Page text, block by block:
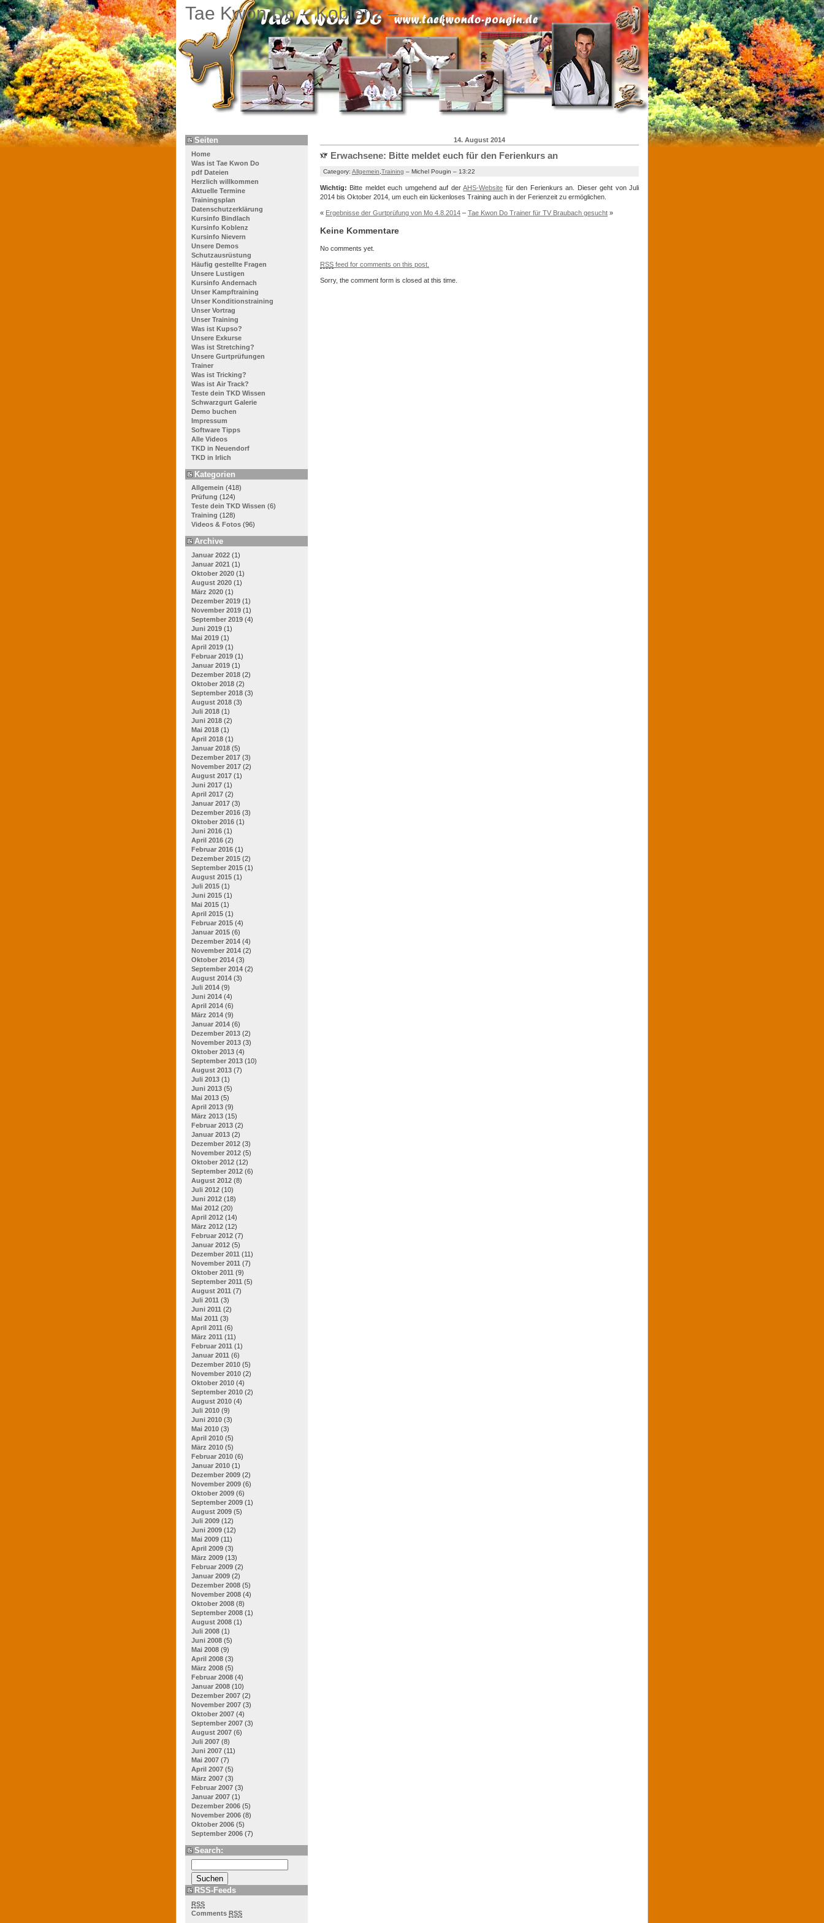
Tae Kwon Do – Koblenz –
Seiten
Home
Was ist Tae Kwon Do
pdf Dateien
Herzlich willkommen
Aktuelle Termine
Trainingsplan
Datenschutzerklärung
Kursinfo Bindlach
Kursinfo Koblenz
Kursinfo Nievern
Unsere Demos
Schutzausrüstung
Häufig gestellte Fragen
Unsere Lustigen
Kursinfo Andernach
Unser Kampftraining
Unser Konditionstraining
Unser Vortrag
Unser Training
Was ist Kupso?
Unsere Exkurse
Was ist Stretching?
Unsere Gurtprüfungen
Trainer
Was ist Tricking?
Was ist Air Track?
Teste dein TKD Wissen
Schwarzgurt Galerie
Demo buchen
Impressum
Software Tipps
Alle Videos
TKD in Neuendorf
TKD in Irlich
Kategorien
Allgemein (418)
Prüfung (124)
Teste dein TKD Wissen (6)
Training (128)
Videos & Fotos (96)
Archive
Januar 2022 (1)
Januar 2021 (1)
Oktober 2020 (1)
August 2020 (1)
März 2020 (1)
Dezember 2019 (1)
November 2019 (1)
September 2019 (4)
Juni 2019 (1)
Mai 2019 (1)
April 2019 (1)
Februar 2019 (1)
Januar 2019 (1)
Dezember 2018 (2)
Oktober 2018 (2)
September 2018 (3)
August 2018 (3)
Juli 2018 (1)
Juni 2018 (2)
Mai 2018 (1)
April 2018 (1)
Januar 2018 (5)
Dezember 2017 (3)
November 2017 (2)
August 2017 (1)
Juni 2017 (1)
April 2017 (2)
Januar 2017 (3)
Dezember 2016 (3)
Oktober 2016 (1)
Juni 2016 (1)
April 2016 (2)
Februar 2016 (1)
Dezember 2015 (2)
September 2015 (1)
August 2015 (1)
Juli 2015 (1)
Juni 2015 (1)
Mai 2015 (1)
April 2015 (1)
Februar 2015 (4)
Januar 2015 (6)
Dezember 2014 (4)
November 2014 (2)
Oktober 2014 (3)
September 2014 (2)
August 2014 (3)
Juli 2014 (9)
Juni 2014 (4)
April 2014 (6)
März 2014 (9)
Januar 2014 (6)
Dezember 2013 (2)
November 2013 (3)
Oktober 2013 (4)
September 2013 (10)
August 2013 (7)
Juli 2013 (1)
Juni 2013 (5)
Mai 2013 (5)
April 2013 (9)
März 2013 (15)
Februar 2013 (2)
Januar 2013 (2)
Dezember 2012 (3)
November 2012 (5)
Oktober 2012 (12)
September 2012 (6)
August 2012 (8)
Juli 2012 (10)
Juni 2012 (18)
Mai 2012 (20)
April 2012 (14)
März 2012 (12)
Februar 2012 (7)
Januar 2012 (5)
Dezember 2011 (11)
November 2011 (7)
Oktober 2011 (9)
September 2011 (5)
August 2011 (7)
Juli 2011 (3)
Juni 2011 (2)
Mai 2011 (3)
April 2011 (6)
März 2011 (11)
Februar 2011 (1)
Januar 2011 (6)
Dezember 2010 (5)
November 2010 (2)
Oktober 2010 (4)
September 2010 (2)
August 2010 (4)
Juli 2010 (9)
Juni 2010 (3)
Mai 2010 (3)
April 2010 (5)
März 2010 (5)
Februar 2010 (6)
Januar 2010 (1)
Dezember 2009 (2)
November 2009 (6)
Oktober 2009 (6)
September 2009 (1)
August 2009 (5)
Juli 2009 (12)
Juni 2009 (12)
Mai 2009 (11)
April 2009 (3)
März 2009 (13)
Februar 2009 (2)
Januar 2009 (2)
Dezember 2008 (5)
November 2008 (4)
Oktober 2008 (8)
September 2008 (1)
August 2008 (1)
Juli 2008 (1)
Juni 2008 (5)
Mai 2008 (9)
April 2008 (3)
März 2008 (5)
Februar 2008 (4)
Januar 2008 (10)
Dezember 2007 (2)
November 2007 (3)
Oktober 2007 (4)
September 2007 (3)
August 2007 (6)
Juli 2007 (8)
Juni 2007 (11)
Mai 2007 (7)
April 2007 (5)
März 2007 (3)
Februar 2007 (3)
Januar 2007 (1)
Dezember 2006 (5)
November 2006 (8)
Oktober 2006 (5)
September 2006 (7)
Search:
RSS-Feeds
RSS
Comments RSS
14. August 2014
Erwachsene: Bitte meldet euch für den Ferienkurs an
Category: Allgemein Training – Michel Pougin – 13:22
Wichtig: Bitte meldet euch umgehend auf derAHS-Website für den Ferienkurs an. Dieser geht von Juli
2014 bis Oktober 2014, um euch ein lückenloses Training auch in der Ferienzeit zu ermöglichen.
« Ergebnisse der Gurtprüfung von Mo 4.8.2014 – Tae Kwon Do Trainer für TV Braubach gesucht »
Keine Kommentare
No comments yet.
RSS feed for comments on this post.
Sorry, the comment form is closed at this time.